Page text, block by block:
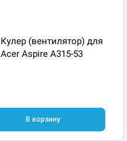
Кулер (вентилятор) для
Acer Aspire A315-53
В корзину